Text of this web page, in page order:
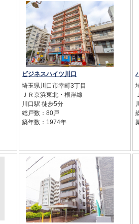
ビジネスハイツ川口
埼玉県川口市幸町3丁目
ＪＲ京浜東北・根岸線
川口駅 徒歩5分
総戸数：80戸
築年数：1974年